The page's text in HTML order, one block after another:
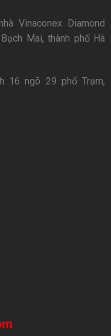
Vinaconex Diamond
Mai, thành phố Hà
16 ngõ 29 phố Trạm,